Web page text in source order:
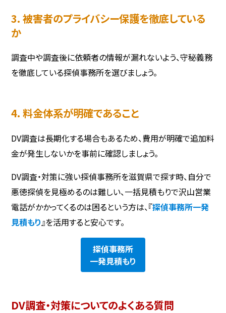
3. 被害者のプライバシー保護を徹底している
か
調査中や調査後に依頼者の情報が漏れないよう、守秘義務
を徹底している探偵事務所を選びましょう。
4. 料金体系が明確であること
DV調査は長期化する場合もあるため、費用が明確で追加料
金が発生しないかを事前に確認しましょう。
DV調査・対策に強い探偵事務所を滋賀県で探す時、自分で
悪徳探偵を見極めるのは難しい、一括見積もりで沢山営業
電話がかかってくるのは困るという方は、『探偵事務所一発
見積もり 』を活用すると安心です。
探偵事務所
一発見積もり
DV調査・対策についてのよくある質問